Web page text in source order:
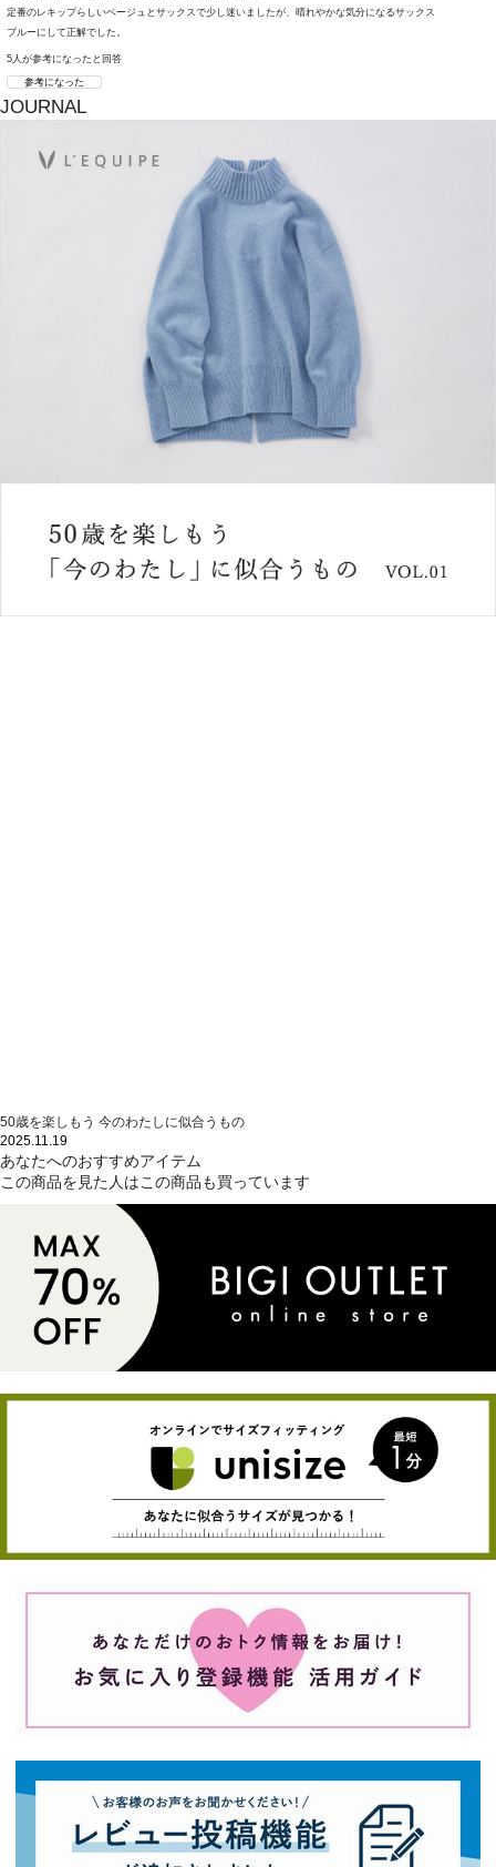
定番のレキップらしいベージュとサックスで少し迷いましたが、晴れやかな気分になるサックス
ブルーにして正解でした。
5人が参考になったと回答
参考になった
JOURNAL
50歳を楽しもう 今のわたしに似合うもの
2025.11.19
あなたへのおすすめアイテム
この商品を見た人はこの商品も買っています